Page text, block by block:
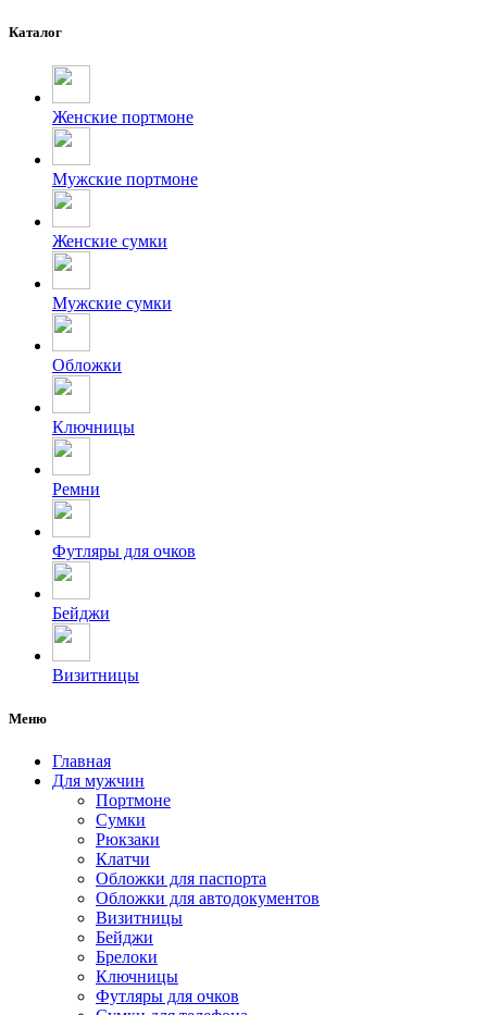
Каталог
Женские портмоне
Мужские портмоне
Женские сумки
Мужские сумки
Обложки
Ключницы
Ремни
Футляры для очков
Бейджи
Визитницы
Меню
Главная
Для мужчин
Портмоне
Сумки
Рюкзаки
Клатчи
Обложки для паспорта
Обложки для автодокументов
Визитницы
Бейджи
Брелоки
Ключницы
Футляры для очков